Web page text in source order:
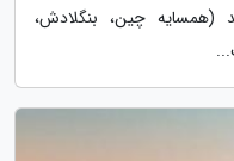
(همسایه چین، بنگلادش،